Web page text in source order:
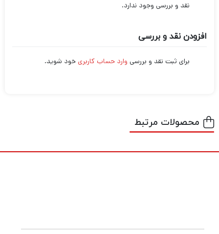
نقد و بررسی وجود ندارد.
افزودن نقد و بررسی
برای ثبت نقد و بررسی وارد حساب کاربری خود شوید.
محصولات مرتبط